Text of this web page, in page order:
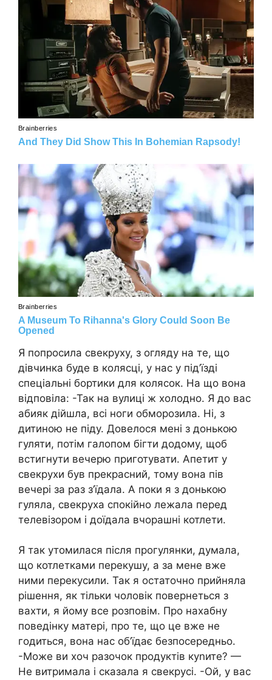
Я попросила свекруху, з огляду на те, що
дівчинка буде в колясці, у нас у під’їзді
спеціальні бортики для колясок. На що вона
відповіла: -Так на вулиці ж холодно. Я до вас
абияк дійшла, всі ноги обморозила. Ні, з
дитиною не піду. Довелося мені з донькою
гуляти, потім галопом бігти додому, щоб
встигнути вечерю приготувати. Апетит у
свекрухи був прекрасний, тому вона пів
вечері за раз з’їдала. А поки я з донькою
гуляла, свекруха спокійно лежала перед
телевізором і доїдала вчорашні котлети.
Я так утомилася після прогулянки, думала,
що котлетками перекушу, а за мене вже
ними перекусили. Так я остаточно прийняла
рішення, як тільки чоловік повернеться з
вахти, я йому все розповім. Про нахабну
поведінку матері, про те, що це вже не
годиться, вона нас об’їдає безпосередньо.
-Може ви хоч разочок продуктів куnите? —
Не витримала і сказала я свекрусі. -Ой, у вас